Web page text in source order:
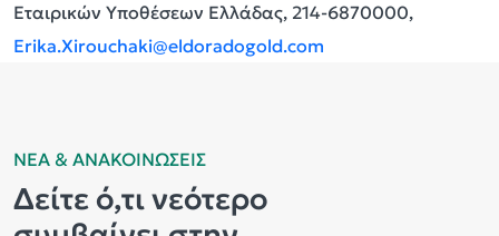
Εταιρικών Υποθέσεων Ελλάδας, 214-6870000,
Erika.Xirouchaki@eldoradogold.com
ΝΕΑ & ΑΝΑΚΟΙΝΩΣΕΙΣ
Δείτε ό,τι νεότερο